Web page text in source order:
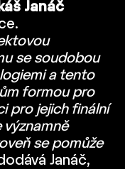
Janáč
se soudobou
a tento
formou pro
pro jejich finální
významně
se pomůže
Janáč,